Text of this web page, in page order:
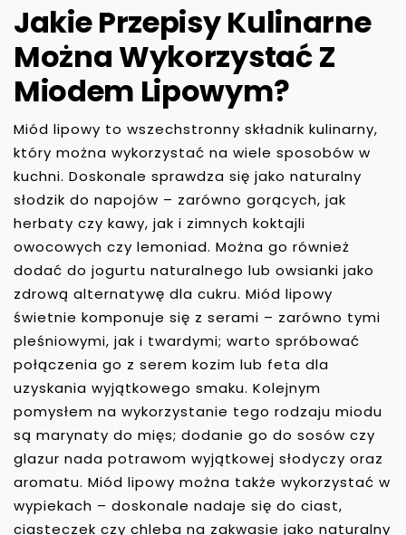
Jakie Przepisy Kulinarne
Można Wykorzystać Z
Miodem Lipowym?
Miód lipowy to wszechstronny składnik kulinarny,
który można wykorzystać na wiele sposobów w
kuchni. Doskonale sprawdza się jako naturalny
słodzik do napojów – zarówno gorących, jak
herbaty czy kawy, jak i zimnych koktajli
owocowych czy lemoniad. Można go również
dodać do jogurtu naturalnego lub owsianki jako
zdrową alternatywę dla cukru. Miód lipowy
świetnie komponuje się z serami – zarówno tymi
pleśniowymi, jak i twardymi; warto spróbować
połączenia go z serem kozim lub feta dla
uzyskania wyjątkowego smaku. Kolejnym
pomysłem na wykorzystanie tego rodzaju miodu
są marynaty do mięs; dodanie go do sosów czy
glazur nada potrawom wyjątkowej słodyczy oraz
aromatu. Miód lipowy można także wykorzystać w
wypiekach – doskonale nadaje się do ciast,
ciasteczek czy chleba na zakwasie jako naturalny